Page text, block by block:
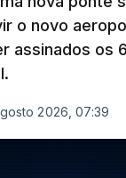
o novo
assinados os
2026, 07:39